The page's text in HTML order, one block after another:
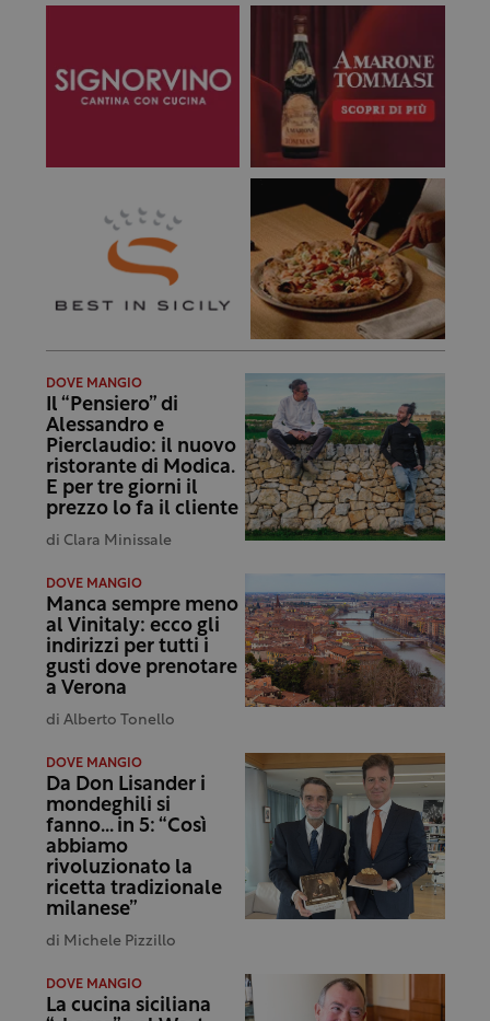
DOVE MANGIO
Il “Pensiero” di
Alessandro e
Pierclaudio: il nuovo
ristorante di Modica.
E per tre giorni il
prezzo lo fa il cliente
di Clara Minissale
DOVE MANGIO
Manca sempre meno
al Vinitaly: ecco gli
indirizzi per tutti i
gusti dove prenotare
a Verona
di Alberto Tonello
DOVE MANGIO
Da Don Lisander i
mondeghili si
fanno… in 5: “Così
abbiamo
rivoluzionato la
ricetta tradizionale
milanese”
di Michele Pizzillo
DOVE MANGIO
La cucina siciliana